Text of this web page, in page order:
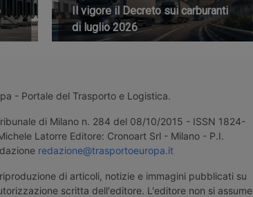
Il vigore il Decreto sui carburanti
di luglio 2026
- Portale del Trasporto e Logistica.
di Milano n. 284 del 08/10/2015 - ISSN 1824-
Latorre Editore: Cronoart Srl - Milano - P.I.
redazione@trasportoeuropa.it
di articoli, notizie e immagini pubblicati su
scritta dell'editore. L'editore non si assume